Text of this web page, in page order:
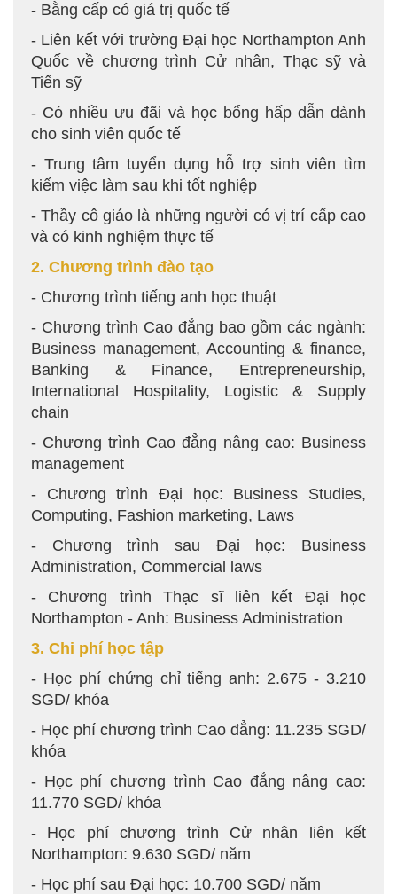
- Bằng cấp có giá trị quốc tế
- Liên kết với trường Đại học Northampton Anh
Quốc về chương trình Cử nhân, Thạc sỹ và
Tiến sỹ
- Có nhiều ưu đãi và học bổng hấp dẫn dành
cho sinh viên quốc tế
- Trung tâm tuyển dụng hỗ trợ sinh viên tìm
kiếm việc làm sau khi tốt nghiệp
- Thầy cô giáo là những người có vị trí cấp cao
và có kinh nghiệm thực tế
2. Chương trình đào tạo
- Chương trình tiếng anh học thuật
- Chương trình Cao đẳng bao gồm các ngành:
Business management, Accounting & finance,
Banking & Finance, Entrepreneurship,
International Hospitality, Logistic & Supply
chain
- Chương trình Cao đẳng nâng cao: Business
management
- Chương trình Đại học: Business Studies,
Computing, Fashion marketing, Laws
- Chương trình sau Đại học: Business
Administration, Commercial laws
- Chương trình Thạc sĩ liên kết Đại học
Northampton - Anh: Business Administration
3. Chi phí học tập
- Học phí chứng chỉ tiếng anh: 2.675 - 3.210
SGD/ khóa
- Học phí chương trình Cao đẳng: 11.235 SGD/
khóa
- Học phí chương trình Cao đẳng nâng cao:
11.770 SGD/ khóa
- Học phí chương trình Cử nhân liên kết
Northampton: 9.630 SGD/ năm
- Học phí sau Đại học: 10.700 SGD/ năm